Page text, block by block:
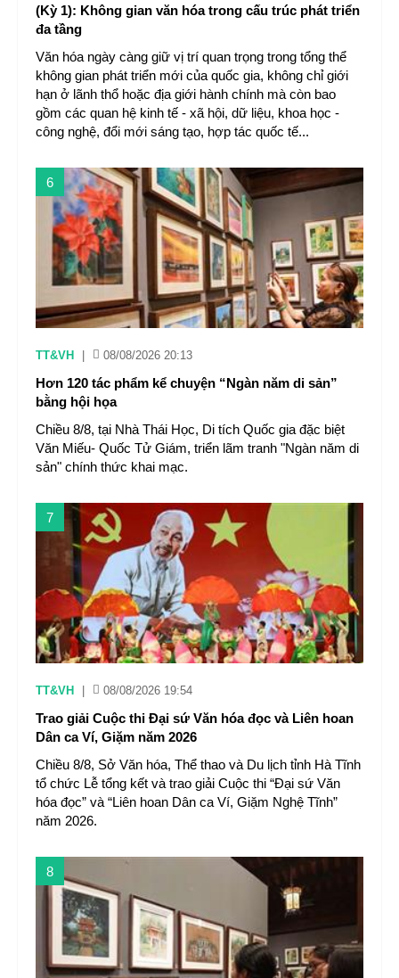
(Kỳ 1): Không gian văn hóa trong cấu trúc phát triển
đa tầng
Văn hóa ngày càng giữ vị trí quan trọng trong tổng thể
không gian phát triển mới của quốc gia, không chỉ giới
hạn ở lãnh thổ hoặc địa giới hành chính mà còn bao
gồm các quan hệ kinh tế - xã hội, dữ liệu, khoa học -
công nghệ, đổi mới sáng tạo, hợp tác quốc tế...
6
TT&VH 08/08/2026 20:13
Hơn 120 tác phẩm kể chuyện “Ngàn năm di sản”
bằng hội họa
Chiều 8/8, tại Nhà Thái Học, Di tích Quốc gia đặc biệt
Văn Miếu- Quốc Tử Giám, triển lãm tranh "Ngàn năm di
sản" chính thức khai mạc.
7
TT&VH 08/08/2026 19:54
Trao giải Cuộc thi Đại sứ Văn hóa đọc và Liên hoan
Dân ca Ví, Giặm năm 2026
Chiều 8/8, Sở Văn hóa, Thể thao và Du lịch tỉnh Hà Tĩnh
tổ chức Lễ tổng kết và trao giải Cuộc thi “Đại sứ Văn
hóa đọc” và “Liên hoan Dân ca Ví, Giặm Nghệ Tĩnh”
năm 2026.
8